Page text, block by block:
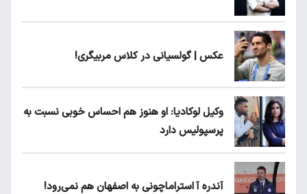
عکس | گولسیانی در کلاس مربیگری!
وکیل لوکادیا: او هنوز هم احساس خوبی نسبت به
پرسپولیس دارد
آندره آ استراماچونی به اصفهان هم نمی‌رود!